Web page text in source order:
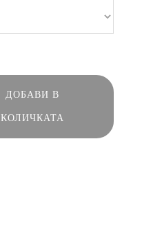
ДОБАВИ В
КОЛИЧКАТА